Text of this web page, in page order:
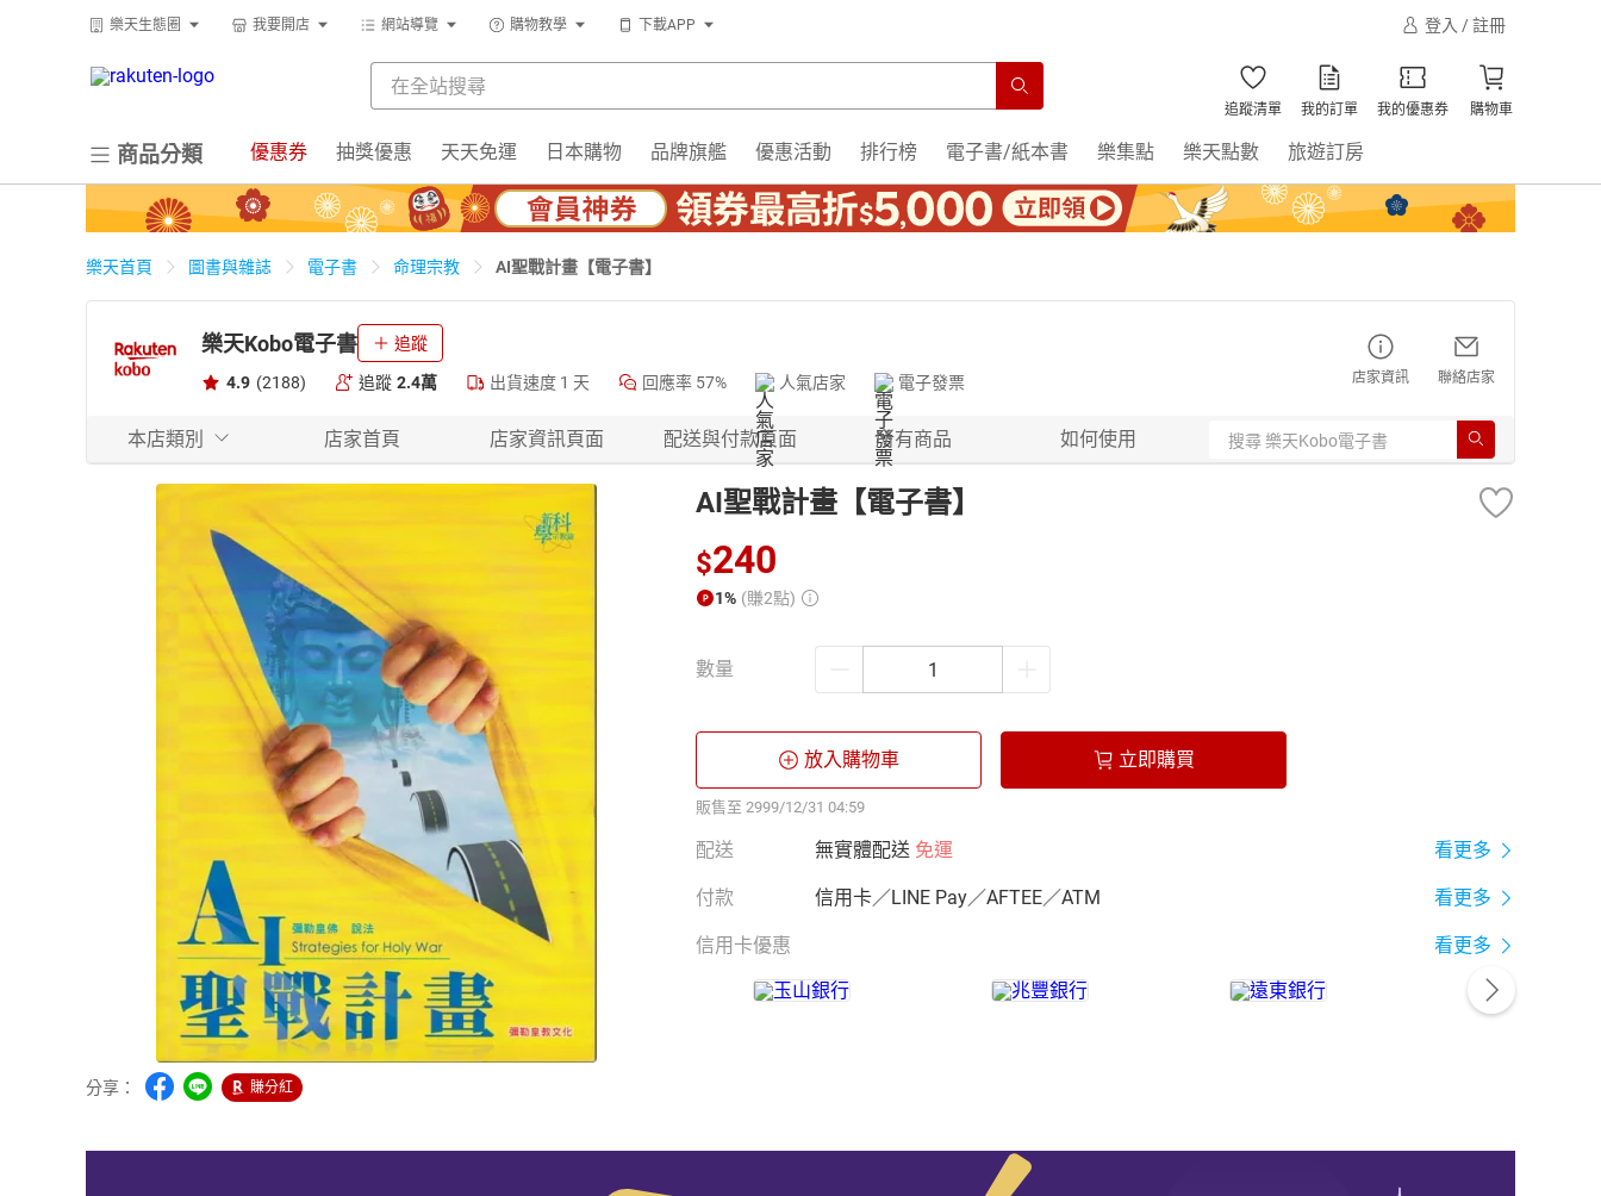
樂天生態圈 我要開店 網站導覽 購物教學 下載APP 登入 / 註冊
追蹤清單 我的訂單 我的優惠券 購物車
商品分類 優惠券 抽獎優惠 天天免運 日本購物 品牌旗艦 優惠活動 排行榜 電子書/紙本書 樂集點 樂天點數 旅遊訂房
樂天首頁 圖書與雜誌 電子書 命理宗教 AI聖戰計畫【電子書】
樂天Kobo電子書 追蹤
4.9 (2188) 追蹤 2.4萬 出貨速度 1 天 回應率 57% 人氣店家 電子發票 店家資訊 聯絡店家
本店類別 店家首頁 店家資訊頁面 配送與付款頁面 所有商品 如何使用
分享： 賺分紅
AI聖戰計畫【電子書】
$240
1% (賺2點)
數量
放入購物車 立即購買
販售至 2999/12/31 04:59
配送 無實體配送 免運 看更多
付款 信用卡／LINE Pay／AFTEE／ATM 看更多
信用卡優惠 看更多